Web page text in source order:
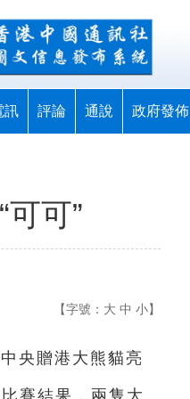
訊 評論 通說 政府發佈
可”
【字號： 大 中 小】
央贈港大熊貓亮
賽結果，兩隻大